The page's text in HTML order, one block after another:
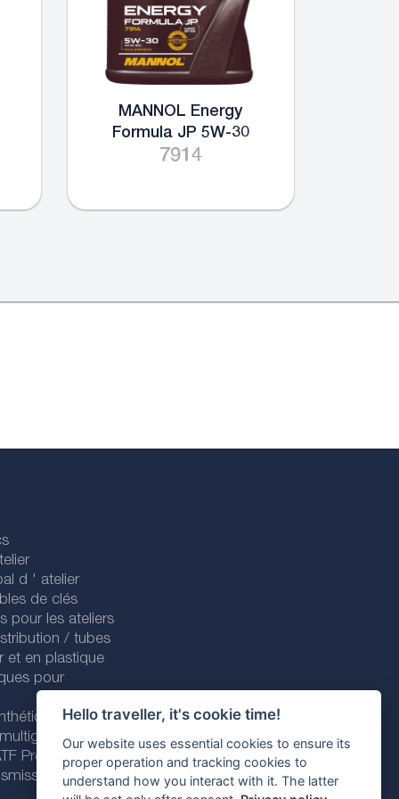
Hello traveller, it's cookie time!
Our website uses essential cookies to ensure its
proper operation and tracking cookies to
understand how you interact with it. The latter
MANNOL Energy
Formula JP 5W-30
7914
d ' atelier
de clés
pour les ateliers
/ tubes
et en plastique
pour
Premium